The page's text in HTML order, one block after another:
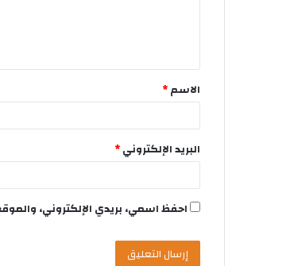
الاسم*
البريد الإلكتروني*
احفظ اسمي، بريدي الإلكتروني،